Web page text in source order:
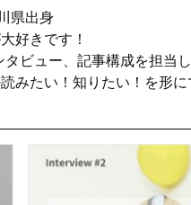
県出身
好きです！
ビュー、記事構成を担当し
みたい！知りたい！を形に